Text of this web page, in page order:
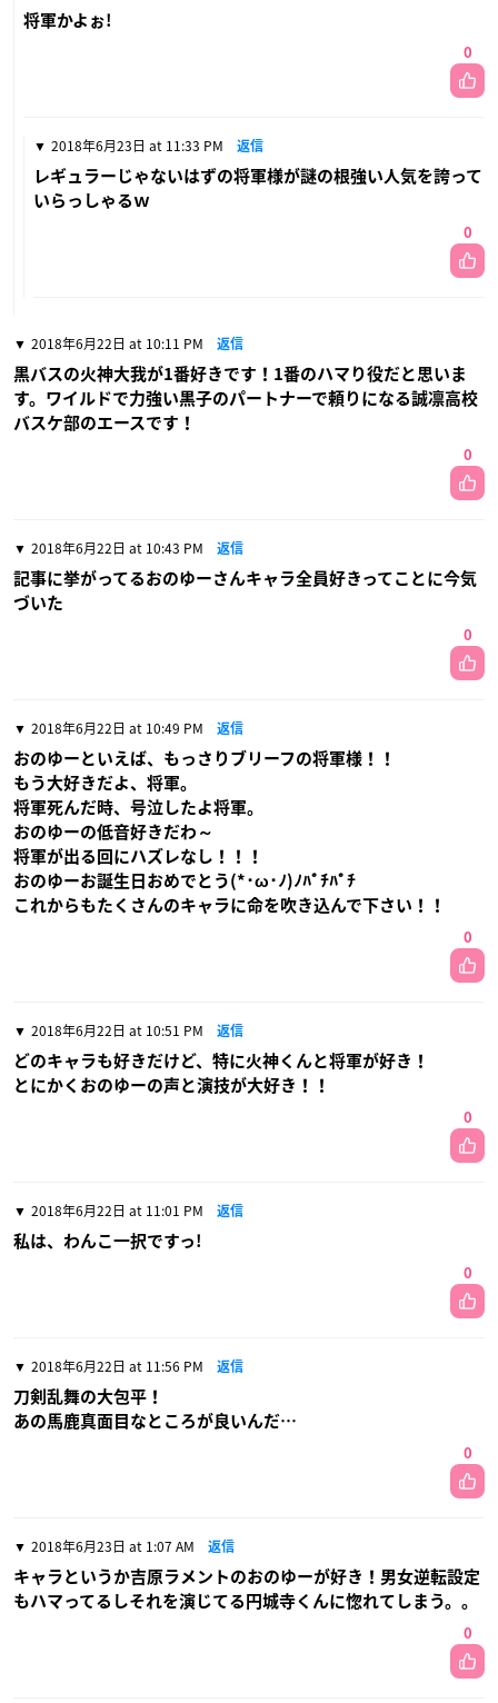
将軍かよぉ!
0
2018年6月23日 at 11:33 PM 返信
レギュラーじゃないはずの将軍様が謎の根強い人気を誇って
いらっしゃるｗ
0
2018年6月22日 at 10:11 PM 返信
黒バスの火神大我が1番好きです！1番のハマり役だと思いま
す。ワイルドで力強い黒子のパートナーで頼りになる誠凛高校
バスケ部のエースです！
0
2018年6月22日 at 10:43 PM 返信
記事に挙がってるおのゆーさんキャラ全員好きってことに今気
づいた
0
2018年6月22日 at 10:49 PM 返信
おのゆーといえば、もっさりブリーフの将軍様！！
もう大好きだよ、将軍。
将軍死んだ時、号泣したよ将軍。
おのゆーの低音好きだわ～
将軍が出る回にハズレなし！！！
おのゆーお誕生日おめでとう(*･ω･ﾉ)ﾉﾊﾟﾁﾊﾟﾁ
これからもたくさんのキャラに命を吹き込んで下さい！！
0
2018年6月22日 at 10:51 PM 返信
どのキャラも好きだけど、特に火神くんと将軍が好き！
とにかくおのゆーの声と演技が大好き！！
0
2018年6月22日 at 11:01 PM 返信
私は、わんこ一択ですっ!
0
2018年6月22日 at 11:56 PM 返信
刀剣乱舞の大包平！
あの馬鹿真面目なところが良いんだ…
0
2018年6月23日 at 1:07 AM 返信
キャラというか吉原ラメントのおのゆーが好き！男女逆転設定
もハマってるしそれを演じてる円城寺くんに惚れてしまう。。
0